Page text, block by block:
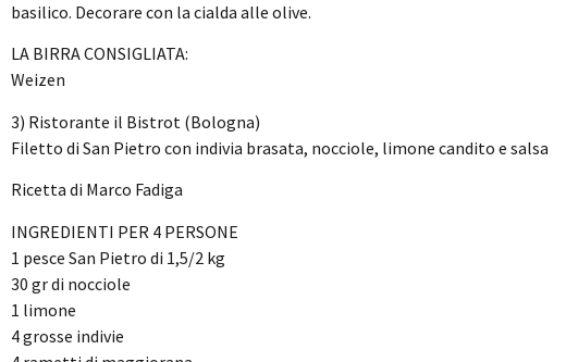
basilico. Decorare con la cialda alle olive.
LA BIRRA CONSIGLIATA:
Weizen
3) Ristorante il Bistrot (Bologna)
Filetto di San Pietro con indivia brasata, nocciole, limone candito e salsa
Ricetta di Marco Fadiga
INGREDIENTI PER 4 PERSONE
1 pesce San Pietro di 1,5/2 kg
30 gr di nocciole
1 limone
4 grosse indivie